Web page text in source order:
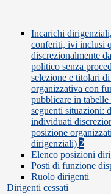
Incarichi
conferiti, ivi inclusi
discrezionalmente
politico senza
selezione e titolari
organizzativa con
pubblicare in
seguenti situazioni:
individuati
posizione
dirigenziali) 2
Elenco posizioni
Posti di funzione
Ruolo dirigenti
Dirigenti cessati